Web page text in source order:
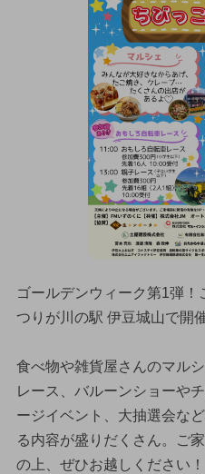
ゴールデンウィーク第1弾！
つりが川の駅 伊豆城山で開
食べ物や雑貨屋さんのマル
レース、バルーンショーや
ージイベント、大抽選会な
る内容が盛りだくさん。ご
の上、ぜひお越しください！